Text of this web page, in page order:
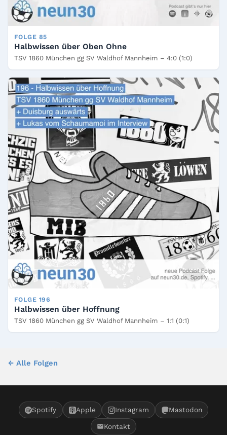
FOLGE 85
Halbwissen über Oben Ohne
TSV 1860 München gg SV Waldhof Mannheim – 4:0 (1:0)
FOLGE 196
Halbwissen über Hoffnung
TSV 1860 München gg SV Waldhof Mannheim – 1:1 (0:1)
← Alle Folgen
Spotify Apple Instagram Mastodon
Kontakt